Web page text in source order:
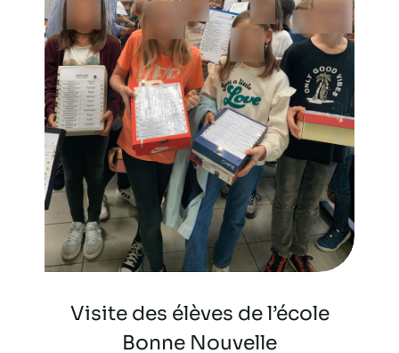
Visite des élèves de l’école
Bonne Nouvelle